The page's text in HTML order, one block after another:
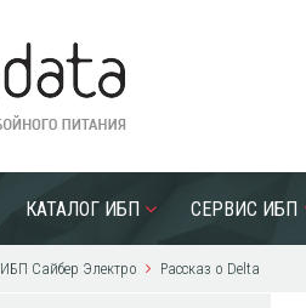
КАТАЛОГ ИБП СЕРВИС ИБП
ИБП Сайбер Электро Рассказ о Delta